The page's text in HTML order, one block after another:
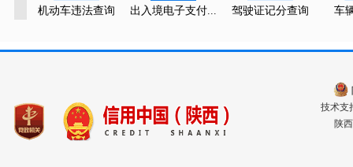
机动车违法查询 出入境电子支付... 驾驶证记分查询 车
技术支
陕